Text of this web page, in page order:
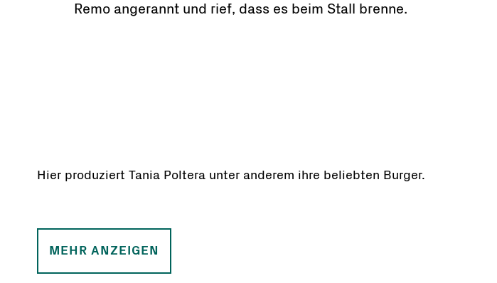
Remo angerannt und rief, dass es beim Stall brenne.
Hier produziert Tania Poltera unter anderem ihre beliebten Burger.
MEHR ANZEIGEN